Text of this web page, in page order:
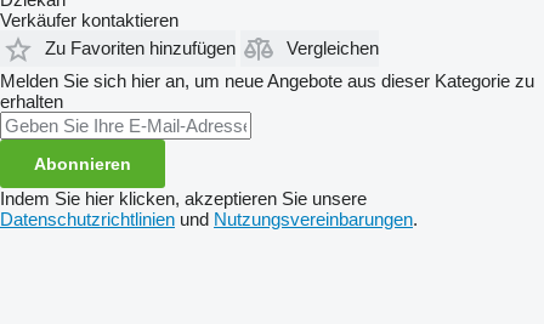
Verkäufer kontaktieren
Zu Favoriten hinzufügen
Vergleichen
Melden Sie sich hier an, um neue Angebote aus dieser Kategorie zu
erhalten
Abonnieren
Indem Sie hier klicken, akzeptieren Sie unsere
Datenschutzrichtlinien und Nutzungsvereinbarungen.